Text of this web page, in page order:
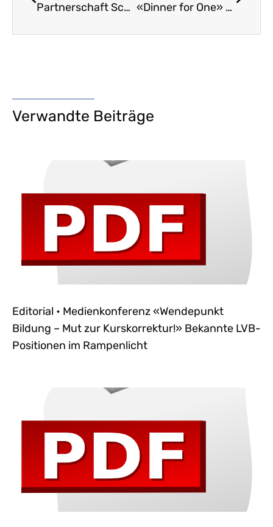
Partnerschaft Schule – Wirtschaft • Erlebnisse schaffen Perspektiven «Dinner for One» mit den Checks «Schreiben» • Jahr für Jahr die gleichen Fehler
Verwandte Beiträge
Editorial • Medienkonferenz «Wendepunkt
Bildung – Mut zur Kurskorrektur!» Bekannte LVB-
Positionen im Rampenlicht